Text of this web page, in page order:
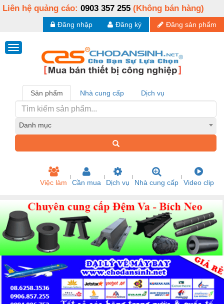
Liên hệ quảng cáo: 0903 357 255 (Không bán hàng)
Đăng sản phẩm
Đăng ký
Đăng nhập
Sản phẩm Nhà cung cấp Dịch vụ
Danh mục
Việc làm Cần mua Dịch vụ Nhà cung cấp Video clip